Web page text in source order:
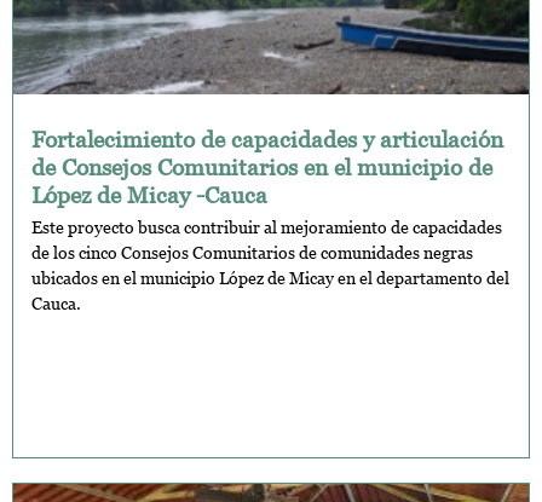
Fortalecimiento de capacidades y articulación
de Consejos Comunitarios en el municipio de
López de Micay -Cauca
Este proyecto busca contribuir al mejoramiento de capacidades
de los cinco Consejos Comunitarios de comunidades negras
ubicados en el municipio López de Micay en el departamento del
Cauca.